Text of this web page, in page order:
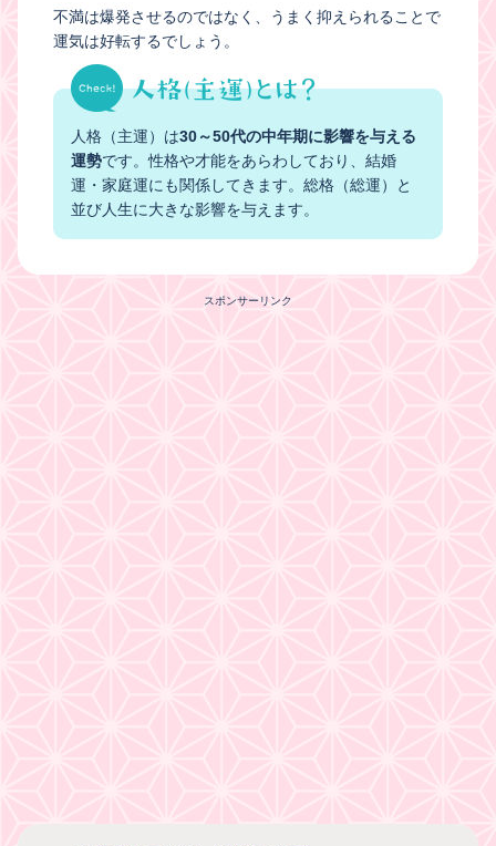
不満は爆発させるのではなく、うまく抑えられることで
運気は好転するでしょう。
人格（主運）は30～50代の中年期に影響を与える
運勢です。性格や才能をあらわしており、結婚
運・家庭運にも関係してきます。総格（総運）と
並び人生に大きな影響を与えます。
スポンサーリンク